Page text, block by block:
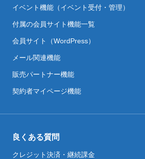
イベント機能（イベント受付・管理）
付属の会員サイト機能一覧
会員サイト（WordPress）
メール関連機能
販売パートナー機能
契約者マイページ機能
良くある質問
クレジット決済・継続課金